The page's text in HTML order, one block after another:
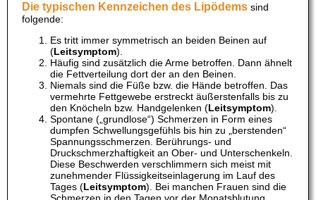
Die typischen Kennzeichen des Lipödems sind
folgende:
Es tritt immer symmetrisch an beiden Beinen auf
(Leitsymptom).
Häufig sind zusätzlich die Arme betroffen. Dann ähnelt
die Fettverteilung dort der an den Beinen.
Niemals sind die Füße bzw. die Hände betroffen. Das
vermehrte Fettgewebe erstreckt äußerstenfalls bis zu
den Knöcheln bzw. Handgelenken (Leitsymptom).
Spontane („grundlose“) Schmerzen in Form eines
dumpfen Schwellungsgefühls bis hin zu „berstenden“
Spannungsschmerzen. Berührungs- und
Druckschmerzhaftigkeit an Ober- und Unterschenkeln.
Diese Beschwerden verschlimmern sich meist mit
zunehmender Flüssigkeitseinlagerung im Lauf des
Tages (Leitsymptom). Bei manchen Frauen sind die